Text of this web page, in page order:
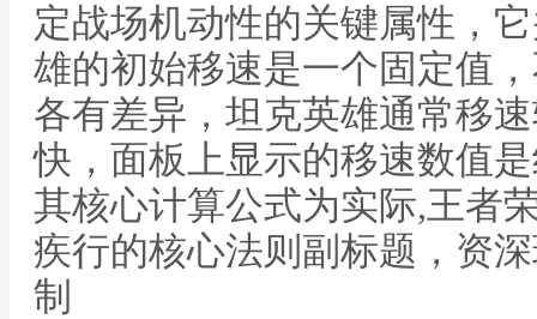
定战场机动性的关键属性，
雄的初始移速是一个固定值
各有差异，坦克英雄通常移
快，面板上显示的移速数值
其核心计算公式为实际,王者
疾行的核心法则副标题，资
制